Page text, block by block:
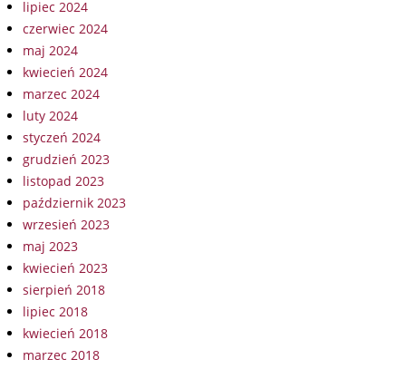
lipiec 2024
czerwiec 2024
maj 2024
kwiecień 2024
marzec 2024
luty 2024
styczeń 2024
grudzień 2023
listopad 2023
październik 2023
wrzesień 2023
maj 2023
kwiecień 2023
sierpień 2018
lipiec 2018
kwiecień 2018
marzec 2018